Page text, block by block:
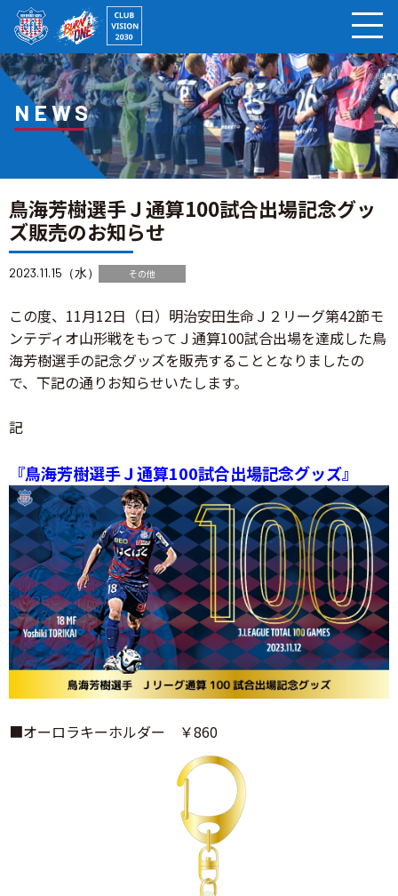
NEWS
鳥海芳樹選手Ｊ通算100試合出場記念グッ
ズ販売のお知らせ
2023.11.15（水） その他
この度、11月12日（日）明治安田生命Ｊ２リーグ第42節モ
ンテディオ山形戦をもってＪ通算100試合出場を達成した鳥
海芳樹選手の記念グッズを販売することとなりましたの
で、下記の通りお知らせいたします。
記
『鳥海芳樹選手Ｊ通算100試合出場記念グッズ』
■オーロラキーホルダー ￥860